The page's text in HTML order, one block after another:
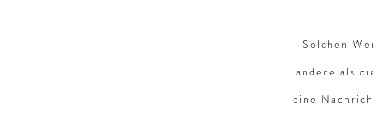
Solchen
andere als
eine